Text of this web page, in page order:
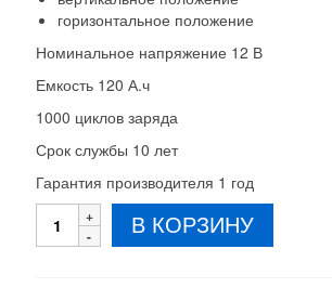
горизонтальное положение
Номинальное напряжение 12 В
Емкость 120 А.ч
1000 циклов заряда
Срок службы 10 лет
Гарантия производителя 1 год
Количество
товара
В КОРЗИНУ